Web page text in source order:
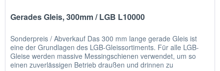
Gerades Gleis, 300mm / LGB L10000
Sonderpreis / Abverkauf Das 300 mm lange gerade Gleis ist
eine der Grundlagen des LGB-Gleissortiments. Für alle LGB-
Gleise werden massive Messingschienen verwendet, um so
einen zuverlässigen Betrieb draußen und drinnen zu